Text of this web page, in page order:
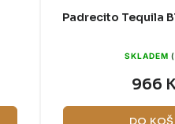
Padrecito Tequila
SKLADEM
966
DO